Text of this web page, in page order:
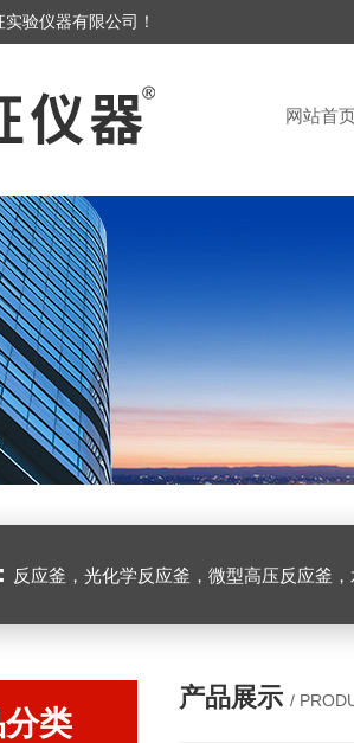
验仪器有限公司！
网站首
反应釜，光化学反应釜，微型高压反应釜
类
产品展示 /